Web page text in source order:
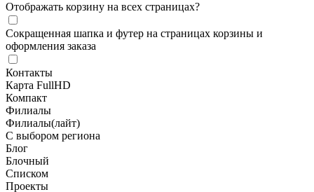
Отображать корзину на всех страницах?
Сокращенная шапка и футер на страницах корзины и
оформления заказа
Контакты
Карта FullHD
Компакт
Филиалы
Филиалы(лайт)
С выбором региона
Блог
Блочный
Списком
Проекты